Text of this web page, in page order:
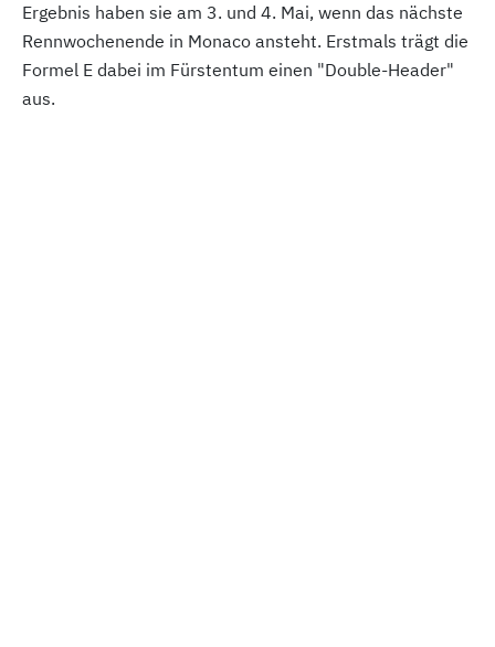
Ergebnis haben sie am 3. und 4. Mai, wenn das nächste
Rennwochenende in Monaco ansteht. Erstmals trägt die
Formel E dabei im Fürstentum einen "Double-Header"
aus.